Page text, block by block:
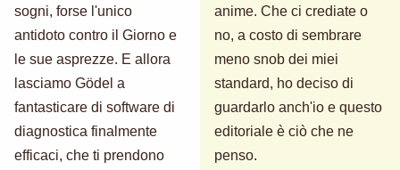
sogni, forse l'unico
antidoto contro il Giorno e
le sue asprezze. E allora
lasciamo Gödel a
fantasticare di software di
diagnostica finalmente
efficaci, che ti prendono
anime. Che ci crediate o
no, a costo di sembrare
meno snob dei miei
standard, ho deciso di
guardarlo anch'io e questo
editoriale è ciò che ne
penso.